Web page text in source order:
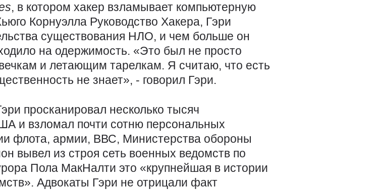
, в котором хакер взламывает компьютерную
Корнуэлла Руководство Хакера, Гэри
существования НЛО, и чем больше он
на одержимость. «Это был не просто
и летающим тарелкам. Я считаю, что есть
не знает», - говорил Гэри.
просканировал несколько тысяч
и взломал почти сотню персональных
флота, армии, ВВС, Министерства обороны
вывел из строя сеть военных ведомств по
Пола МакНалти это «крупнейшая в истории
Адвокаты Гэри не отрицали факт